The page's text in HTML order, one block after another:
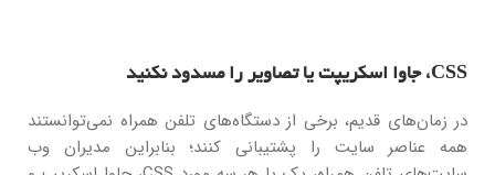
CSS، جاوا اسکریپت یا تصاویر را مسدود نکنید
در زمان‌های قدیم، برخی از دستگاه‌های تلفن همراه نمی‌توانستند
همه عناصر سایت را پشتیبانی کنند؛ بنابراین مدیران وب